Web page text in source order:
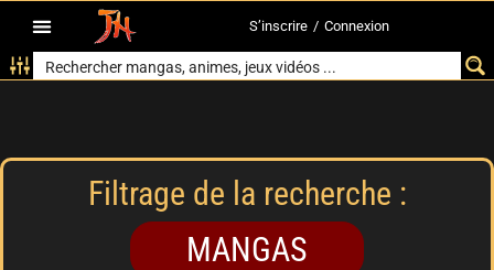
S’inscrire / Connexion
Filtrage de la recherche :
MANGAS